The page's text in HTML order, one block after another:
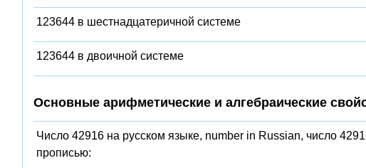
123644 в шестнадцатеричной системе
123644 в двоичной системе
Основные арифметические и алгебраические
Число 42916 на русском языке, number in Russian, число
прописью: